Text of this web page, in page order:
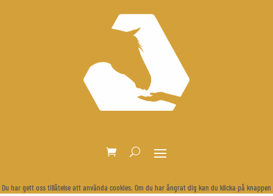
Du har gett oss tillåtelse att använda cookies. Om du har ångrat dig kan du klicka på knappen